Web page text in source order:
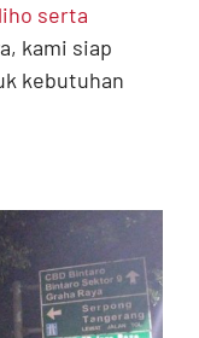
serta
kami siap
kebutuhan